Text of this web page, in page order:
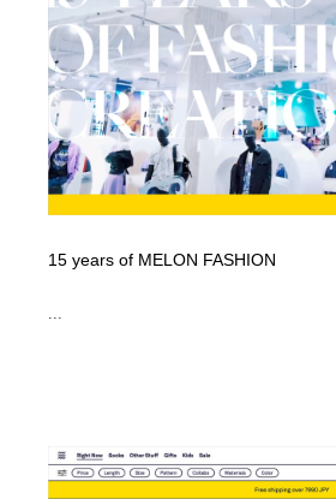
15 years of MELON FASHION